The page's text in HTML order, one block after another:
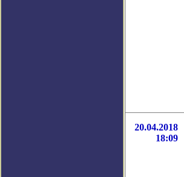
20.04.2018
18:09